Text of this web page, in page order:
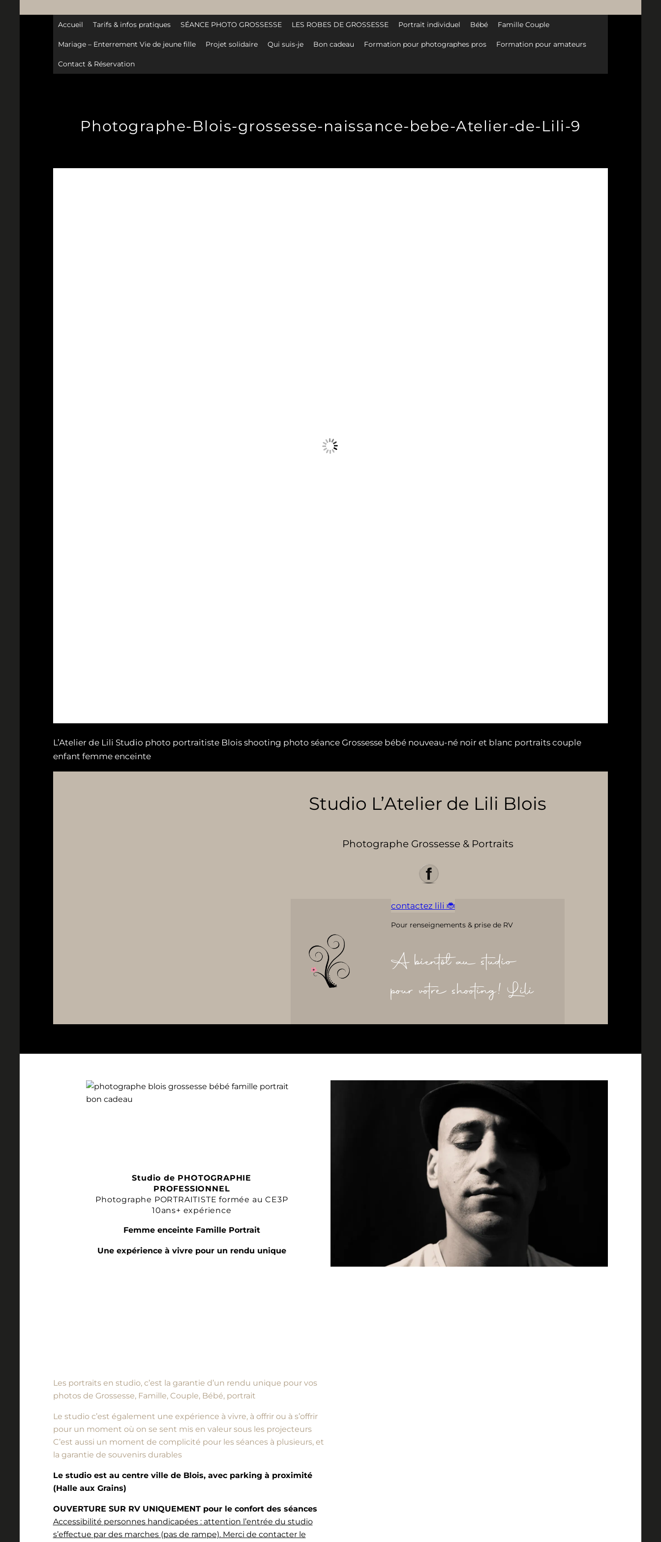
Accueil Tarifs & infos pratiques SÉANCE PHOTO GROSSESSE LES ROBES DE GROSSESSE Portrait individuel Bébé Famille Couple
Mariage – Enterrement Vie de jeune fille Projet solidaire Qui suis-je Bon cadeau Formation pour photographes pros Formation pour amateurs
Contact & Réservation
Photographe-Blois-grossesse-naissance-bebe-Atelier-de-Lili-9
L’Atelier de Lili Studio photo portraitiste Blois shooting photo séance Grossesse bébé nouveau-né noir et blanc portraits couple
enfant femme enceinte
Studio L’Atelier de Lili Blois
Photographe Grossesse & Portraits
contactez lili 🐞
Pour renseignements & prise de RV
A bientôt au studio
pour votre shooting! Lili
Studio de PHOTOGRAPHIE
PROFESSIONNEL
Photographe PORTRAITISTE formée au CE3P
10ans+ expérience
Femme enceinte Famille Portrait
Une expérience à vivre pour un rendu unique
Les portraits en studio, c’est la garantie d’un rendu unique pour vos
photos de Grossesse, Famille, Couple, Bébé, portrait
Le studio c’est également une expérience à vivre, à offrir ou à s’offrir
pour un moment où on se sent mis en valeur sous les projecteurs
C’est aussi un moment de complicité pour les séances à plusieurs, et
la garantie de souvenirs durables
Le studio est au centre ville de Blois, avec parking à proximité
(Halle aux Grains)
OUVERTURE SUR RV UNIQUEMENT pour le confort des séances
Accessibilité personnes handicapées : attention l’entrée du studio
s’effectue par des marches (pas de rampe). Merci de contacter le